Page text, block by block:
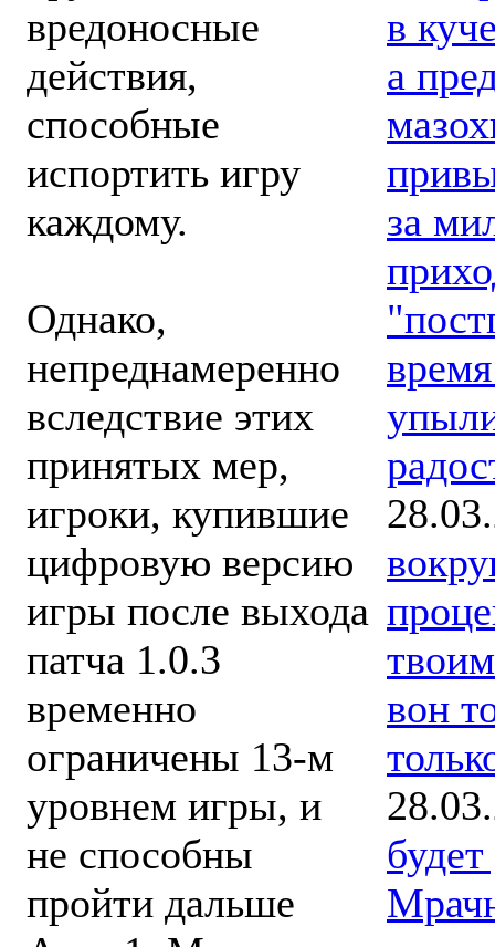
вредоносные
действия,
способные
испортить игру
каждому.
Однако,
непреднамеренно
вследствие этих
принятых мер,
игроки, купившие
цифровую версию
игры после выхода
патча 1.0.3
временно
ограничены 13-м
уровнем игры, и
не способны
пройти дальше
в
а
за
вон